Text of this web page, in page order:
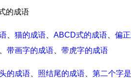
的成语
猫的成语 ABCD式的成语 偏
带画字的成语 带虎字的成语
的成语 照结尾的成语 第二个字